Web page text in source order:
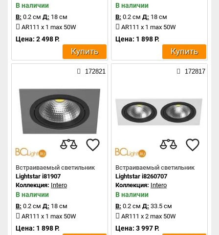
В наличии
В: 0.2 см Д: 18 см
AR111 x 1 max 50W
Цена: 2 498 Р.
Купить
В наличии
В: 0.2 см Д: 18 см
AR111 x 1 max 50W
Цена: 1 898 Р.
Купить
172821
Встраиваемый светильник
Lightstar i81907
Коллекция: Intero
В наличии
В: 0.2 см Д: 18 см
AR111 x 1 max 50W
Цена: 1 898 Р.
172817
Встраиваемый светильник
Lightstar i8260707
Коллекция: Intero
В наличии
В: 0.2 см Д: 33.5 см
AR111 x 2 max 50W
Цена: 3 997 Р.